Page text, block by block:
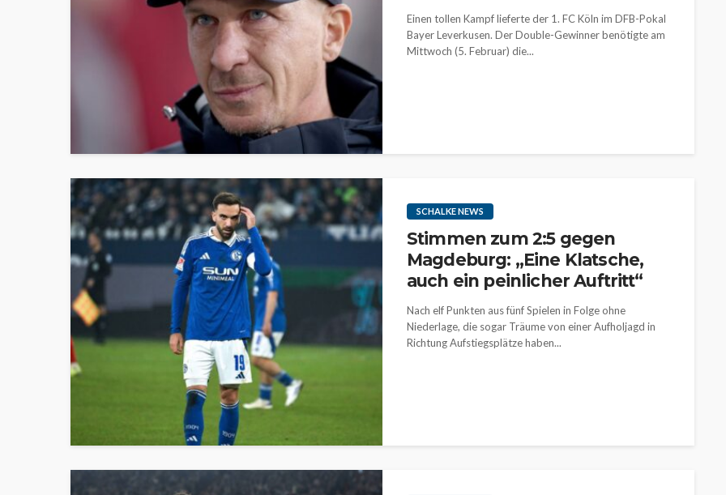
Einen tollen Kampf lieferte der 1. FC Köln im DFB-Pokal
Bayer Leverkusen. Der Double-Gewinner benötigte am
Mittwoch (5. Februar) die...
SCHALKE NEWS
Stimmen zum 2:5 gegen
Magdeburg: „Eine Klatsche,
auch ein peinlicher Auftritt“
Nach elf Punkten aus fünf Spielen in Folge ohne
Niederlage, die sogar Träume von einer Aufholjagd in
Richtung Aufstiegsplätze haben...